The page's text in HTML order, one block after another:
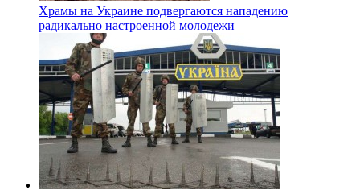
Храмы на Украине подвергаются нападению
радикально настроенной молодежи